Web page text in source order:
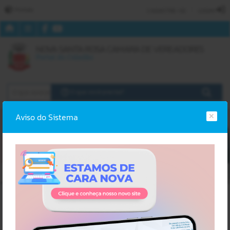
Aviso do Sistema
Erro
Gerenciamento do Sistema
CÓDIGO DA MENSAGEM:
Ocorreu um erro de script: